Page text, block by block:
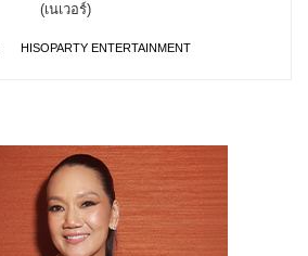
(เนเวอร์)
HISOPARTY ENTERTAINMENT